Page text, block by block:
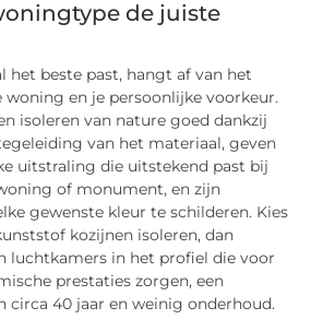
de juiste
het beste past, hangt af van het
woning en je persoonlijke voorkeur.
isoleren van nature goed dankzij
van het materiaal, geven
uitstraling die uitstekend past bij
of monument, en zijn
gewenste kleur te schilderen. Kies
kozijnen isoleren, dan
luchtkamers in het profiel die voor
prestaties zorgen, een
circa 40 jaar en weinig onderhoud.